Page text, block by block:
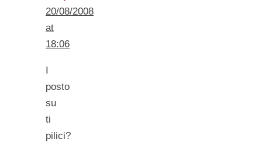
20/08/2008
at
18:06
I
posto
su
ti
pilici?